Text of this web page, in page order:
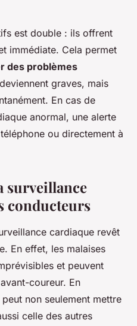
est double : ils offrent
immédiate. Cela permet
des problèmes
graves, mais
En cas de
anormal, une alerte
ou directement à
surveillance
conducteurs
cardiaque revêt
En effet, les malaises
et peuvent
coureur. En
non seulement mettre
celle des autres